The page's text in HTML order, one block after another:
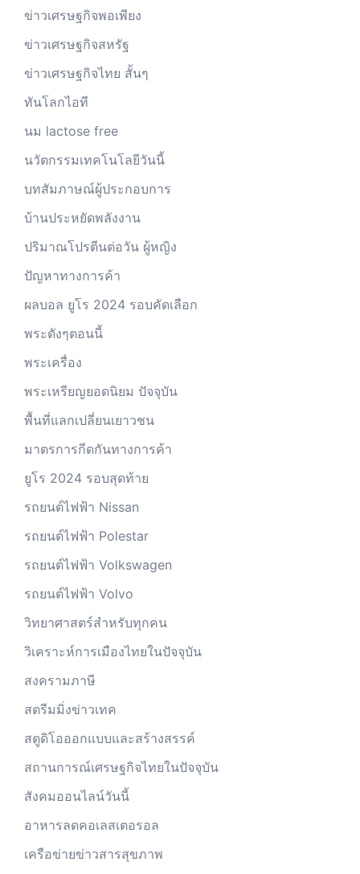
ข่าวเศรษฐกิจพอเพียง
ข่าวเศรษฐกิจสหรัฐ
ข่าวเศรษฐกิจไทย สั้นๆ
ทันโลกไอที
นม lactose free
นวัตกรรมเทคโนโลยีวันนี้
บทสัมภาษณ์ผู้ประกอบการ
บ้านประหยัดพลังงาน
ปริมาณโปรตีนต่อวัน ผู้หญิง
ปัญหาทางการค้า
ผลบอล ยูโร 2024 รอบคัดเลือก
พระดังๆตอนนี้
พระเครื่อง
พระเหรียญยอดนิยม ปัจจุบัน
พื้นที่แลกเปลี่ยนเยาวชน
มาตรการกีดกันทางการค้า
ยูโร 2024 รอบสุดท้าย
รถยนต์ไฟฟ้า Nissan
รถยนต์ไฟฟ้า Polestar
รถยนต์ไฟฟ้า Volkswagen
รถยนต์ไฟฟ้า Volvo
วิทยาศาสตร์สำหรับทุกคน
วิเคราะห์การเมืองไทยในปัจจุบัน
สงครามภาษี
สตรีมมิ่งข่าวเทค
สตูดิโอออกแบบและสร้างสรรค์
สถานการณ์เศรษฐกิจไทยในปัจจุบัน
สังคมออนไลน์วันนี้
อาหารลดคอเลสเตอรอล
เครือข่ายข่าวสารสุขภาพ